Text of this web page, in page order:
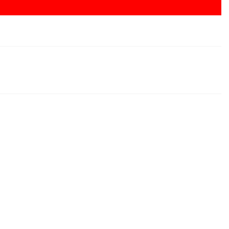
ve Güvenliği'ni de gözeterek elektrik
09:30:00 - 26/06/2026 16:30:00 saatleri